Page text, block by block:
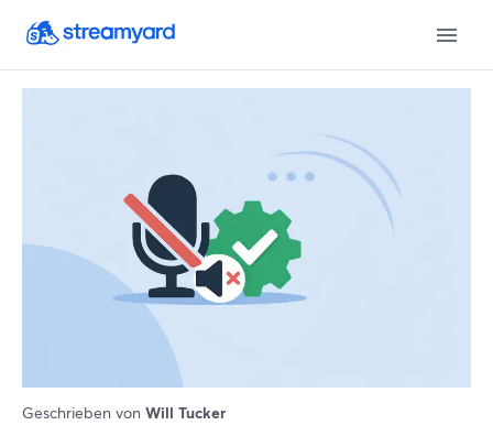
Geschrieben von Will Tucker